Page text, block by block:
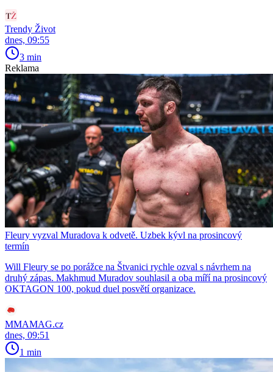
Trendy Život
dnes, 09:55
3 min
Reklama
Fleury vyzval Muradova k odvetě. Uzbek kývl na prosincový
termín
Will Fleury se po porážce na Štvanici rychle ozval s návrhem na
druhý zápas. Makhmud Muradov souhlasil a oba míří na prosincový
OKTAGON 100, pokud duel posvětí organizace.
MMAMAG.cz
dnes, 09:51
1 min